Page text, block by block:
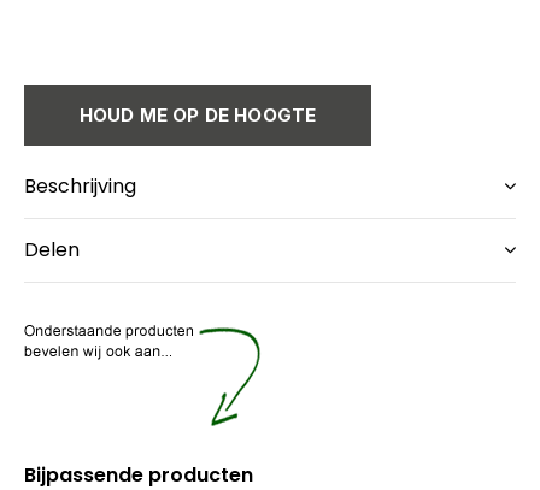
HOUD ME OP DE HOOGTE
Beschrijving
Delen
Bijpassende producten